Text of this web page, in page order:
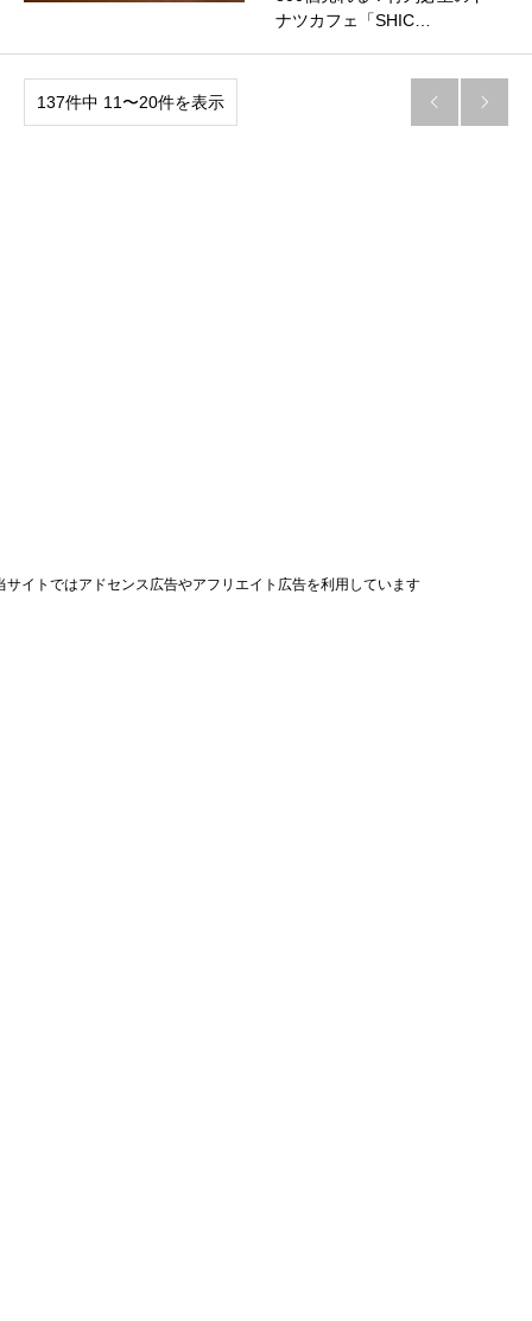
ナツカフェ「SHIC…
137件中 11〜20件を表示  
サイトではアドセンス広告やアフリエイト広告を利用しています